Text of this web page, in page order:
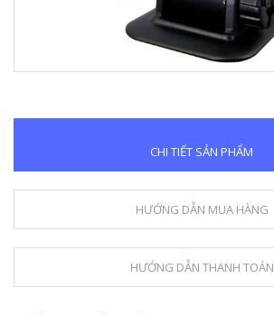
CHI TIẾT SẢN PHẨM
HƯỚNG DẪN MUA HÀNG
HƯỚNG DẪN THANH TOÁN